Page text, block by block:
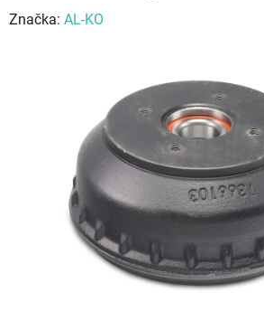
Značka: AL-KO